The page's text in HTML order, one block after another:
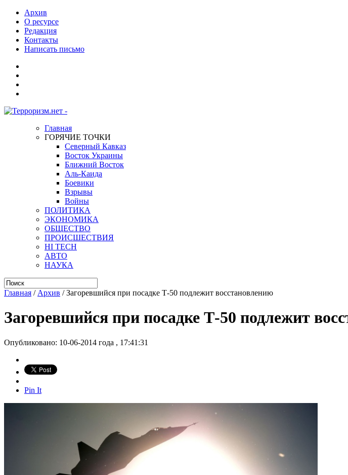
Архив
О ресурсе
Редакция
Контакты
Написать письмо
Главная
ГОРЯЧИЕ ТОЧКИ
Северный Кавказ
Восток Украины
Ближний Восток
Аль-Каида
Боевики
Взрывы
Войны
ПОЛИТИКА
ЭКОНОМИКА
ОБЩЕСТВО
ПРОИСШЕСТВИЯ
HI TECH
АВТО
НАУКА
Главная / Архив /Загоревшийся при посадке Т-50 подлежит восстановлению
Загоревшийся при посадке Т-50 подлежит
Опубликовано: 10-06-2014 года , 17:41:31
Pin It